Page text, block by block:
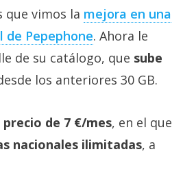
que vimos la mejora en una
Pepephone‎. Ahora le
de su catálogo, que sube
los anteriores 30 GB.
de 7 €/mes, en el que
nacionales ilimitadas, a